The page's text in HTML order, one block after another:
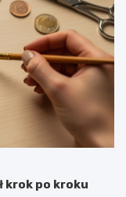
krok po kroku